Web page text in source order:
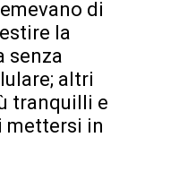
di
la
senza
altri
tranquilli e
mettersi in